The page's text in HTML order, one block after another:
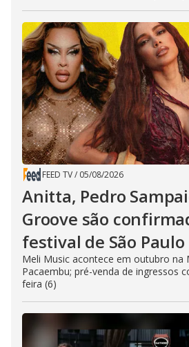
FEED TV/ 05/08/2026
Anitta, Pedro
Groove são
festival de São Paulo
Meli Music acontece em outubro na
Pacaembu; pré-venda de ingressos
feira (6)